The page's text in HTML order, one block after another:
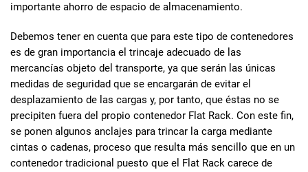
importante ahorro de espacio de almacenamiento.
Debemos tener en cuenta que para este tipo de contenedores
es de gran importancia el trincaje adecuado de las
mercancías objeto del transporte, ya que serán las únicas
medidas de seguridad que se encargarán de evitar el
desplazamiento de las cargas y, por tanto, que éstas no se
precipiten fuera del propio contenedor Flat Rack. Con este fin,
se ponen algunos anclajes para trincar la carga mediante
cintas o cadenas, proceso que resulta más sencillo que en un
contenedor tradicional puesto que el Flat Rack carece de